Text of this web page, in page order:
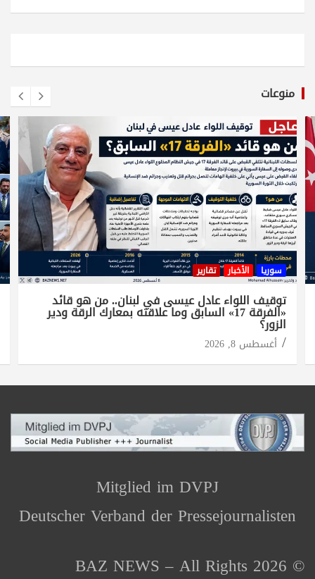
منوعات
سوريا الأخبار تقارير
توقيف اللواء عادل عيسى في لبنان.. من هو قائد
«الفرقة 17» السابق وما علاقته بمعارك الرقة ودير
الزور؟
أغسطس 8, 2026
Mitglied im DVPJ
Deutscher Verband der Pressejournalisten
© 2026 BAZ NEWS – All Rights